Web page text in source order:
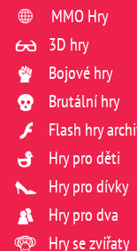
MMO Hry
3D hry
Bojové hry
Brutální hry
Flash hry
Hry pro děti
Hry pro dívky
Hry pro dva
Hry se zvířaty